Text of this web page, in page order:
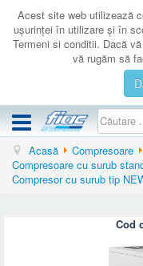
Acest site web utilizează
uşurinţei în utilizare şi în
Termeni si conditii. Dacă
vă rugăm să
COMPRESOARE
ACCESORII
Acasă Compresoare
Compresoare cu surub
Compresor cu surub tip
Cod